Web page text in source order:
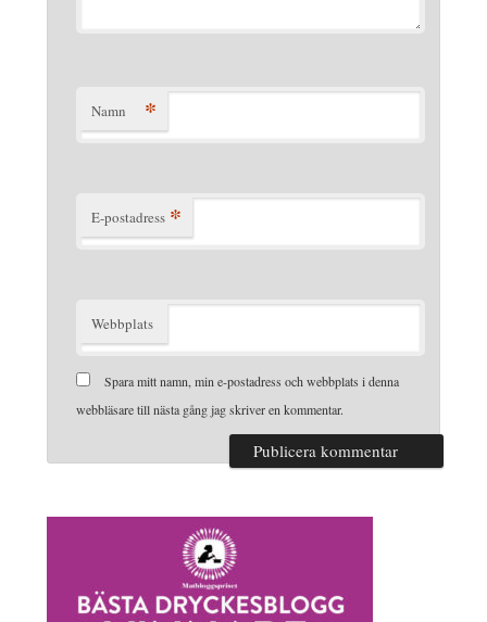
Namn *
E-postadress *
Webbplats
Spara mitt namn, min e-postadress och webbplats i denna
webbläsare till nästa gång jag skriver en kommentar.